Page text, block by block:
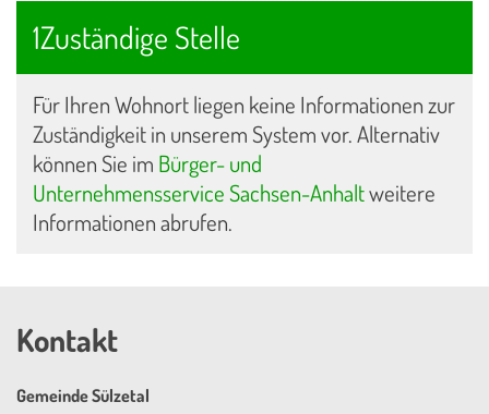
1Zuständige Stelle
Für Ihren Wohnort liegen keine Informationen zur
Zuständigkeit in unserem System vor. Alternativ
können Sie im Bürger- und
Unternehmensservice Sachsen-Anhaltweitere
Informationen abrufen.
Kontakt
Gemeinde Sülzetal